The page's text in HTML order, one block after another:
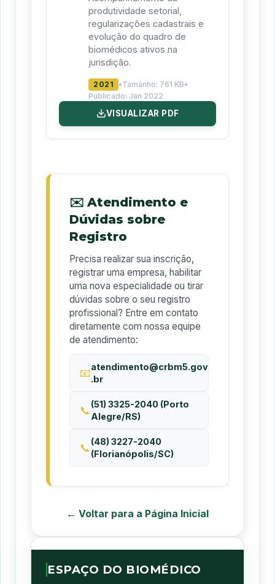
produtividade setorial,
regularizações cadastrais e
evolução do quadro de
biomédicos ativos na
jurisdição.
2021 •Tamanho: 761 KB•
Publicado: Jan 2022
VISUALIZAR PDF
✉️ Atendimento e
Dúvidas sobre
Registro
Precisa realizar sua inscrição,
registrar uma empresa, habilitar
uma nova especialidade ou tirar
dúvidas sobre o seu registro
profissional? Entre em contato
diretamente com nossa equipe
de atendimento:
📧atendimento@crbm5.gov
.br
📞(51) 3325-2040 (Porto
Alegre/RS)
📞(48) 3227-2040
(Florianópolis/SC)
← Voltar para a Página Inicial
ESPAÇO DO BIOMÉDICO